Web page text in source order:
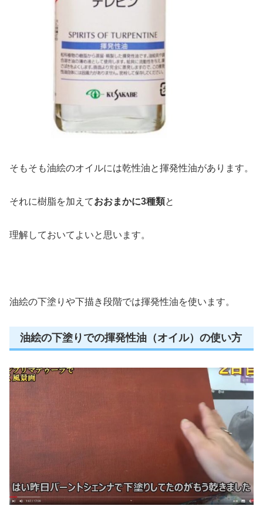
そもそも油絵のオイルには乾性油と揮発性油があります。
それに樹脂を加えておおまかに3種類と
理解しておいてよいと思います。
油絵の下塗りや下描き段階では揮発性油を使います。
油絵の下塗りでの揮発性油（オイル）の使い方